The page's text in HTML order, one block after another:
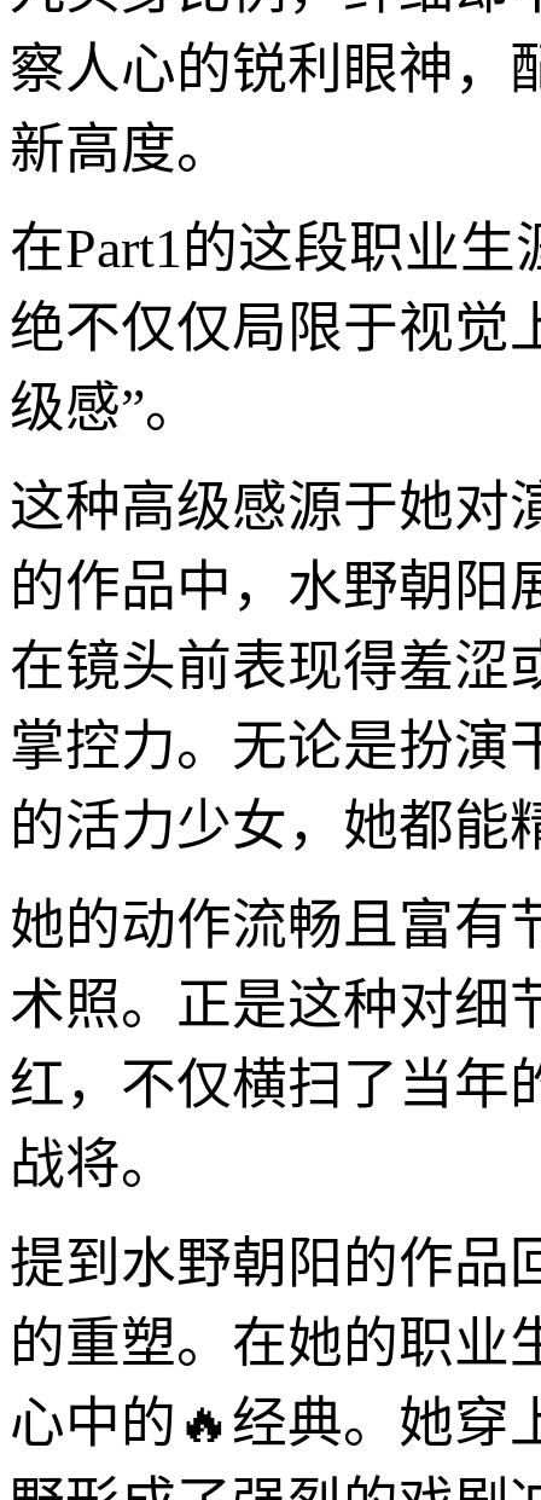
察人心的锐利眼神，
新高度。
在Part1的这段职业
绝不仅仅局限于视觉
级感”。
这种高级感源于她对
的作品中，水野朝阳
在镜头前表现得羞涩
掌控力。无论是扮演
的活力少女，她都能
她的动作流畅且富有
术照。正是这种对细
红，不仅横扫了当年
战将。
提到水野朝阳的作品
的重塑。在她的职业
心中的🔥经典。她穿